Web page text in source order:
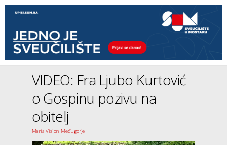
VIDEO: Fra Ljubo Kurtović
o Gospinu pozivu na
obitelj
Maria Vision Međugorje